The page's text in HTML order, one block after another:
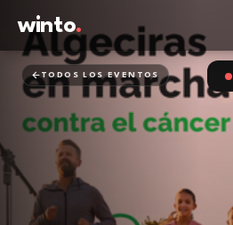
winto.
TODOS LOS EVENTOS